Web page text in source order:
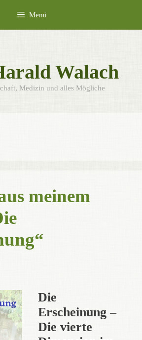
Menü
Walach
Medizin und alles Mögliche
meinem
Die
Erscheinung –
Die vierte